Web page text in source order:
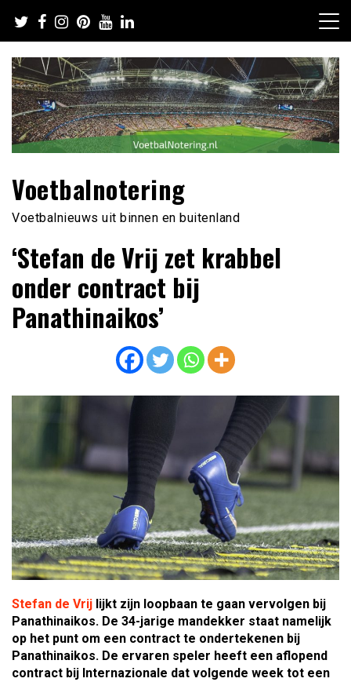
naar
de
inhoud
Voetbalnotering
Voetbalnieuws uit binnen en buitenland
‘Stefan de Vrij zet krabbel
onder contract bij
Panathinaikos’
Stefan de Vrij lijkt zijn loopbaan te gaan vervolgen bij
Panathinaikos. De 34-jarige mandekker staat namelijk
op het punt om een contract te ondertekenen bij
Panathinaikos. De ervaren speler heeft een aflopend
contract bij Internazionale dat volgende week tot een